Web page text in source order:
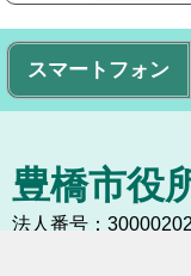
スマートフォン
豊橋市役
法人番号：